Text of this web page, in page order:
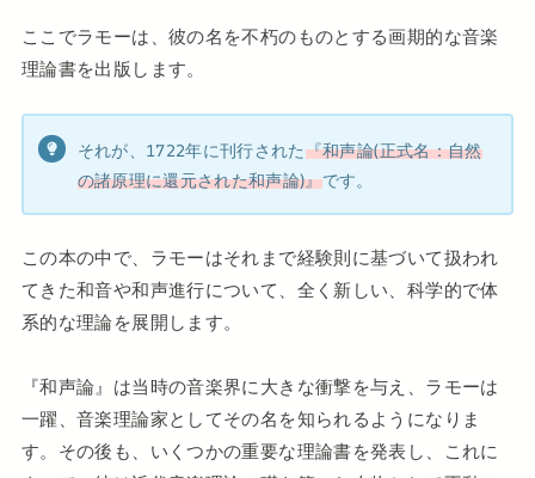
ここでラモーは、彼の名を不朽のものとする画期的な音楽
理論書を出版します。
それが、1722年に刊行された『和声論(正式名：自然
の諸原理に還元された和声論)』です。
この本の中で、ラモーはそれまで経験則に基づいて扱われ
てきた和音や和声進行について、全く新しい、科学的で体
系的な理論を展開します。
『和声論』は当時の音楽界に大きな衝撃を与え、ラモーは
一躍、音楽理論家としてその名を知られるようになりま
す。その後も、いくつかの重要な理論書を発表し、これに